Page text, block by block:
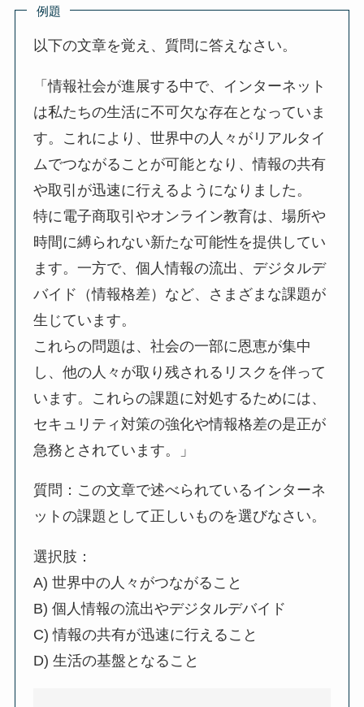
例題
以下の文章を覚え、質問に答えなさい。
「情報社会が進展する中で、インターネット
は私たちの生活に不可欠な存在となっていま
す。これにより、世界中の人々がリアルタイ
ムでつながることが可能となり、情報の共有
や取引が迅速に行えるようになりました。
特に電子商取引やオンライン教育は、場所や
時間に縛られない新たな可能性を提供してい
ます。一方で、個人情報の流出、デジタルデ
バイド（情報格差）など、さまざまな課題が
生じています。
これらの問題は、社会の一部に恩恵が集中
し、他の人々が取り残されるリスクを伴って
います。これらの課題に対処するためには、
セキュリティ対策の強化や情報格差の是正が
急務とされています。」
質問：この文章で述べられているインターネ
ットの課題として正しいものを選びなさい。
選択肢：
A) 世界中の人々がつながること
B) 個人情報の流出やデジタルデバイド
C) 情報の共有が迅速に行えること
D) 生活の基盤となること